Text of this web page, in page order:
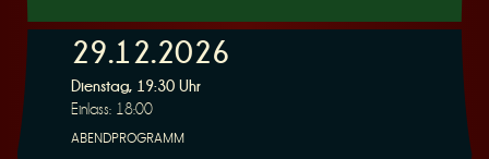
29.12.2026
Dienstag, 19:30 Uhr
Einlass: 18:00
ABENDPROGRAMM